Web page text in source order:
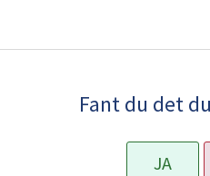
Fant du det
JA